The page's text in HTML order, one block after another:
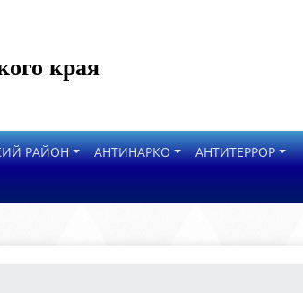
края
РАЙОН АНТИНАРКО
АНТИТЕРРОР